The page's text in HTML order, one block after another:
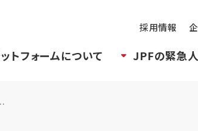
採用情報
トフォームについて JPFの緊急